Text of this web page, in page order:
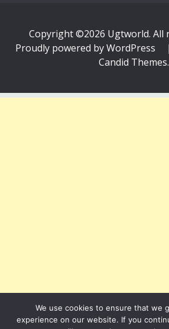
Copyright ©2026 Ugtworld. All
Proudly powered by WordPress
|
Candid Themes.
We use cookies to ensure that we
experience on our website. If you